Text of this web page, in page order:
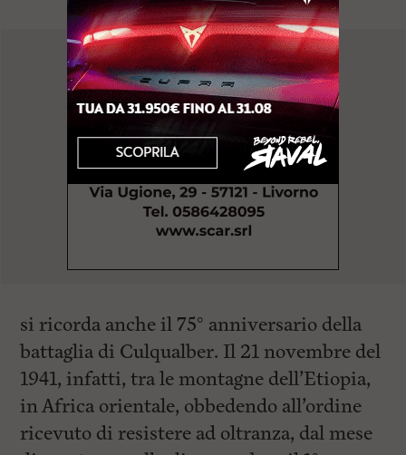
si ricorda anche il 75° anniversario della
battaglia di Culqualber. Il 21 novembre del
1941, infatti, tra le montagne dell’Etiopia,
in Africa orientale, obbedendo all’ordine
ricevuto di resistere ad oltranza, dal mese